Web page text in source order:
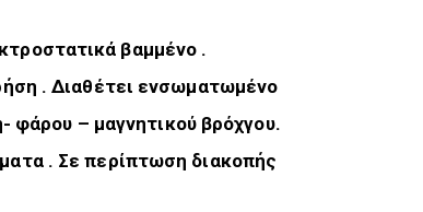
βαμμένο .
. Διαθέτει ενσωματωμένο
– μαγνητικού βρόχγου.
. Σε περίπτωση διακοπής